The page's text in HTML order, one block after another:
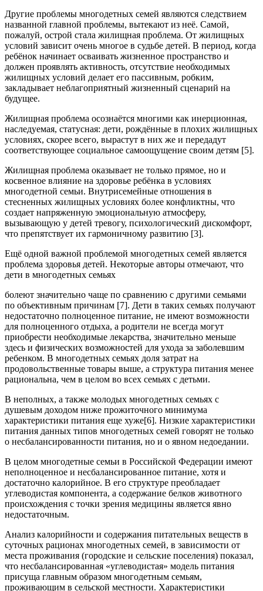
Другие проблемы многодетных семей являются следствием
названной главной проблемы, вытекают из неё. Самой,
пожалуй, острой стала жилищная проблема. От жилищных
условий зависит очень многое в судьбе детей. В период, когда
ребёнок начинает осваивать жизненное пространство и
должен проявлять активность, отсутствие необходимых
жилищных условий делает его пассивным, робким,
закладывает неблагоприятный жизненный сценарий на
будущее.
Жилищная проблема осознаётся многими как инерционная,
наследуемая, статусная: дети, рождённые в плохих жилищных
условиях, скорее всего, вырастут в них же и передадут
соответствующее социальное самоощущение своим детям [5].
Жилищная проблема оказывает не только прямое, но и
косвенное влияние на здоровье ребёнка в условиях
многодетной семьи. Внутрисемейные отношения в
стесненных жилищных условиях более конфликтны, что
создает напряженную эмоциональную атмосферу,
вызывающую у детей тревогу, психологический дискомфорт,
что препятствует их гармоничному развитию [3].
Ещё одной важной проблемой многодетных семей является
проблема здоровья детей. Некоторые авторы отмечают, что
дети в многодетных семьях
болеют значительно чаще по сравнению с другими семьями
по объективным причинам [7]. Дети в таких семьях получают
недостаточно полноценное питание, не имеют возможности
для полноценного отдыха, а родители не всегда могут
приобрести необходимые лекарства, значительно меньше
здесь и физических возможностей для ухода за заболевшим
ребенком. В многодетных семьях доля затрат на
продовольственные товары выше, а структура питания менее
рациональна, чем в целом во всех семьях с детьми.
В неполных, а также молодых многодетных семьях с
душевым доходом ниже прожиточного минимума
характеристики питания еще хуже[6]. Низкие характеристики
питания данных типов многодетных семей говорят не только
о несбалансированности питания, но и о явном недоедании.
В целом многодетные семьи в Российской Федерации имеют
неполноценное и несбалансированное питание, хотя и
достаточно калорийное. В его структуре преобладает
углеводистая компонента, а содержание белков животного
происхождения с точки зрения медицины является явно
недостаточным.
Анализ калорийности и содержания питательных веществ в
суточных рационах многодетных семей, в зависимости от
места проживания (городские и сельские поселения) показал,
что несбалансированная «углеводистая» модель питания
присуща главным образом многодетным семьям,
проживающим в сельской местности. Характеристики